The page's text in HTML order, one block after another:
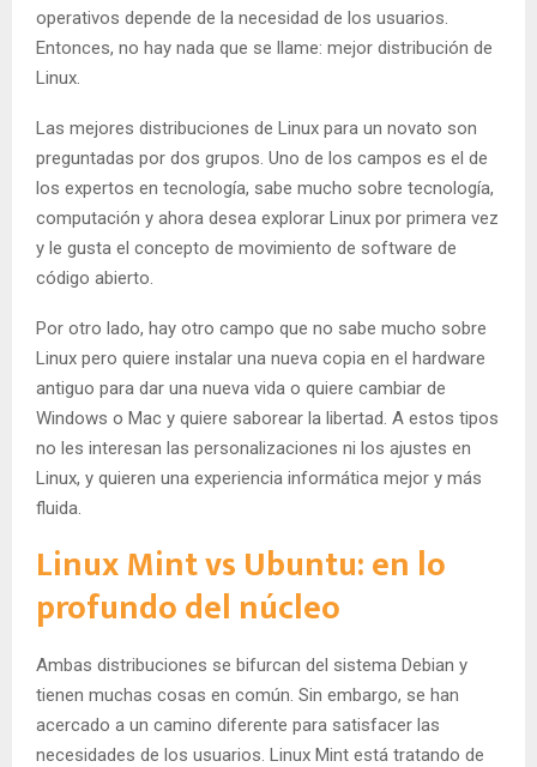
operativos depende de la necesidad de los usuarios.
Entonces, no hay nada que se llame: mejor distribución de
Linux.
Las mejores distribuciones de Linux para un novato son
preguntadas por dos grupos. Uno de los campos es el de
los expertos en tecnología, sabe mucho sobre tecnología,
computación y ahora desea explorar Linux por primera vez
y le gusta el concepto de movimiento de software de
código abierto.
Por otro lado, hay otro campo que no sabe mucho sobre
Linux pero quiere instalar una nueva copia en el hardware
antiguo para dar una nueva vida o quiere cambiar de
Windows o Mac y quiere saborear la libertad. A estos tipos
no les interesan las personalizaciones ni los ajustes en
Linux, y quieren una experiencia informática mejor y más
fluida.
Linux Mint vs Ubuntu: en lo
profundo del núcleo
Ambas distribuciones se bifurcan del sistema Debian y
tienen muchas cosas en común. Sin embargo, se han
acercado a un camino diferente para satisfacer las
necesidades de los usuarios. Linux Mint está tratando de